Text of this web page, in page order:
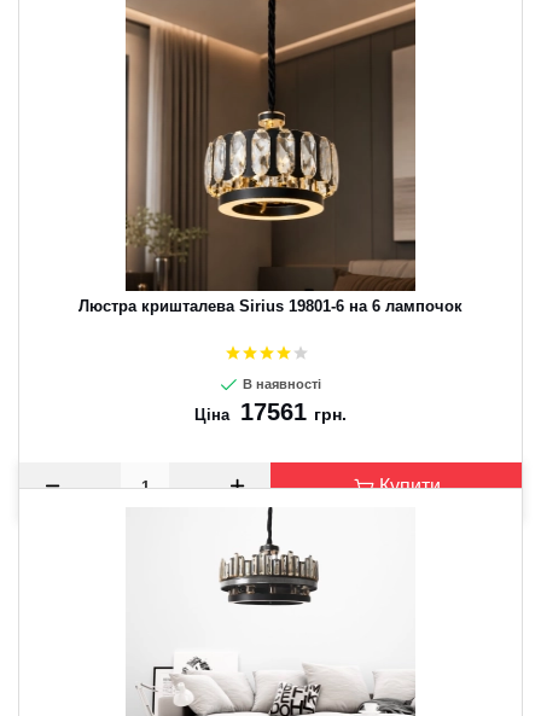
Люстра кришталева Sirius 19801-6 на 6 лампочок
В наявності
Ціна 17561 грн.
Купити